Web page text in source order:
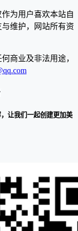
为用户喜欢本站自
维护，网站所有资
商业及非法用途，
让我们一起创建更加美